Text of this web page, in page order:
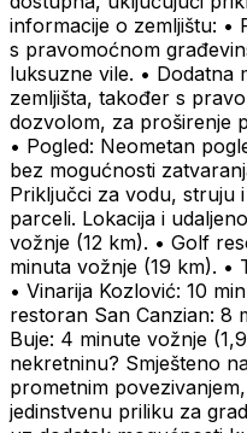
informacije o zemljištu: •
s pravomoćnom
luksuzne vile. • Dodatna
zemljišta, također s
dozvolom, za proširenje
• Pogled: Neometan
bez mogućnosti
Priključci za vodu, struju
parceli. Lokacija i
vožnje (12 km). • Golf
minuta vožnje (19 km). •
• Vinarija Kozlović: 10
restoran San Canzian: 8
Buje: 4 minute vožnje
nekretninu? Smješteno
prometnim
jedinstvenu priliku za